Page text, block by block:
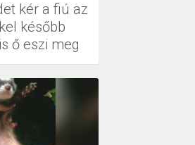
kér a fiú az
később
ő eszi meg